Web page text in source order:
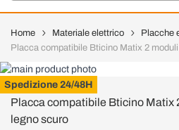
Home Materiale elettrico
Placche
Placca compatibile Bticino Matix 2
Spedizione 24/48H
ETTROIT
Placca compatibile Bticino Matix
legno scuro